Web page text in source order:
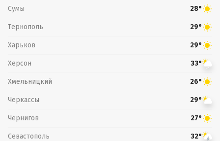
Сумы 28°
Тернополь 29°
Харьков 29°
Херсон 33°
Хмельницкий 26°
Черкассы 29°
Чернигов 27°
Севастополь 32°